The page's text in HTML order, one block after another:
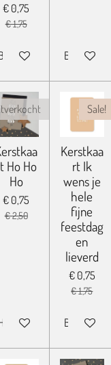
€ 0,75
€ 1,75
details Bekijk details
Ho Ho
Ho
€ 0,75
€ 2,50
mij op de hoogte
Sale!
Kerstkaa
rt Ik
wens je
hele
fijne
feestdag
en
lieverd
€ 0,75
€ 1,75
Bekijk details